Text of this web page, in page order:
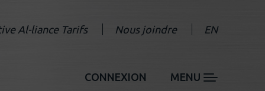
Al-liance Tarifs Nous joindre EN
CONNEXION MENU